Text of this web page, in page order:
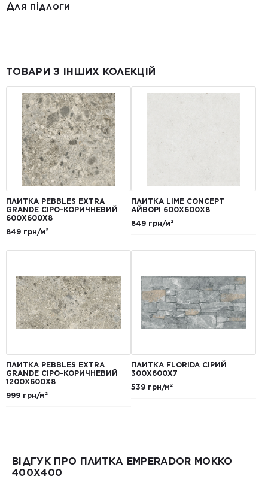
Для підлоги
ТОВАРИ З ІНШИХ КОЛЕКЦІЙ
ПЛИТКА PEBBLES EXTRA
GRANDE СІРО-КОРИЧНЕВИЙ
600Х600Х8
849 грн/м²
ПЛИТКА LIME CONCEPT
АЙВОРІ 600Х600Х8
849 грн/м²
ПЛИТКА PEBBLES EXTRA
GRANDE СІРО-КОРИЧНЕВИЙ
1200Х600Х8
999 грн/м²
ПЛИТКА FLORIDA СІРИЙ
300Х600Х7
539 грн/м²
ВІДГУК ПРО ПЛИТКА EMPERADOR МОККО
400Х400